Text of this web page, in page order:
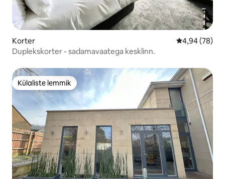
Korter Keskmine
4,94 (78)
Duplekskorter - sadamavaatega kesklinn.
Külaliste lemmik
Külaliste lemmik